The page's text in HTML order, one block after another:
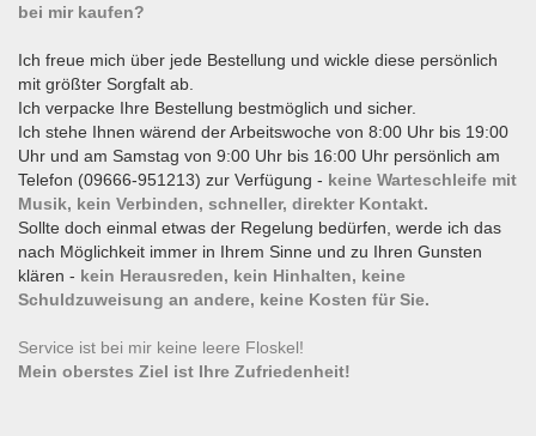
bei mir kaufen?
Ich freue mich über jede Bestellung und wickle diese persönlich
mit größter Sorgfalt ab.
Ich verpacke Ihre Bestellung bestmöglich und sicher.
Ich stehe Ihnen wärend der Arbeitswoche von 8:00 Uhr bis 19:00
Uhr und am Samstag von 9:00 Uhr bis 16:00 Uhr persönlich am
Telefon (09666-951213) zur Verfügung - keine Warteschleife mit
Musik, kein Verbinden, schneller, direkter Kontakt.
Sollte doch einmal etwas der Regelung bedürfen, werde ich das
nach Möglichkeit immer in Ihrem Sinne und zu Ihren Gunsten
klären - kein Herausreden, kein Hinhalten, keine
Schuldzuweisung an andere, keine Kosten für Sie.
Service ist bei mir keine leere Floskel!
Mein oberstes Ziel ist Ihre Zufriedenheit!